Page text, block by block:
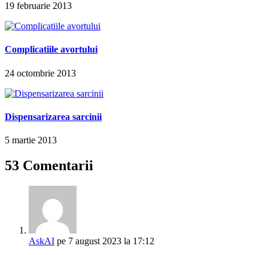
19 februarie 2013
Complicatiile avortului
24 octombrie 2013
Dispensarizarea sarcinii
5 martie 2013
53 Comentarii
AskAI pe 7 august 2023 la 17:12